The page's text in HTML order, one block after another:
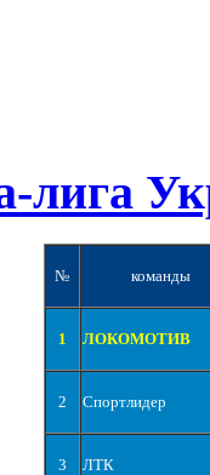
лига
№ команды
1 ЛОКОМОТИВ
2 Спортлидер
3 ЛТК